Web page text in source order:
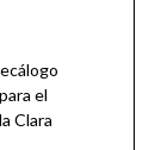
el
Clara